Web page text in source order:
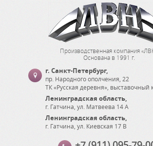
Производственная компания
Основана в 1991 г.
г. Санкт-Петербург,
пр. Народного ополчения, 22
ТК «Русская деревня», выставочный
Ленинградская область,
г. Гатчина ул. Матвеева 14 А
Ленинградская область,
г. Гатчина ул. Киевская 17 В